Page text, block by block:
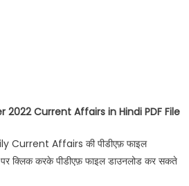
Current Affairs in Hindi PDF File
Current Affairs की पीडीएफ़ फाइल
क्लिक करके पीडीएफ़ फाइल डाउनलोड कर सकते